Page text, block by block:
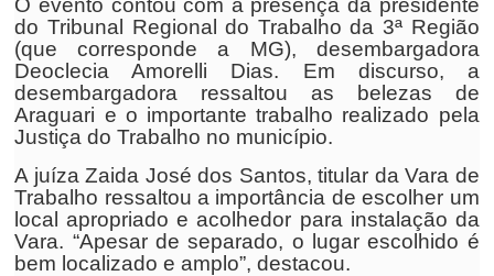
O evento contou com a presença da presidente
do Tribunal Regional do Trabalho da 3ª Região
(que corresponde a MG), desembargadora
Deoclecia Amorelli Dias. Em discurso, a
desembargadora ressaltou as belezas de
Araguari e o importante trabalho realizado pela
Justiça do Trabalho no município.
A juíza Zaida José dos Santos, titular da Vara de
Trabalho ressaltou a importância de escolher um
local apropriado e acolhedor para instalação da
Vara. “Apesar de separado, o lugar escolhido é
bem localizado e amplo”, destacou.